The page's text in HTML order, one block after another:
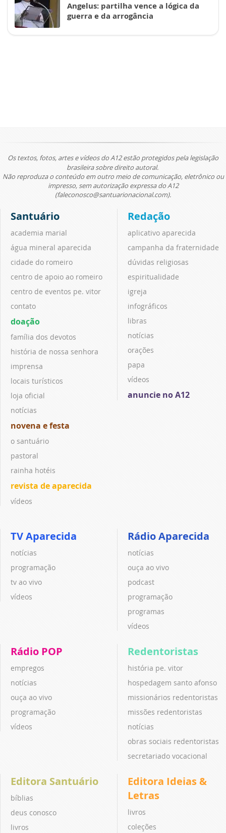
Angelus: partilha vence a lógica da
guerra e da arrogância
Os textos, fotos, artes e vídeos do A12 estão protegidos pela legislação
brasileira sobre direito autoral.
Não reproduza o conteúdo em outro meio de comunicação, eletrônico ou
impresso, sem autorização expressa do A12
(faleconosco@santuarionacional.com).
Santuário
academia marial
água mineral aparecida
cidade do romeiro
centro de apoio ao romeiro
centro de eventos pe. vitor
contato
doação
família dos devotos
história de nossa senhora
imprensa
locais turísticos
loja oficial
notícias
novena e festa
o santuário
pastoral
rainha hotéis
revista de aparecida
vídeos
Redação
aplicativo aparecida
campanha da fraternidade
dúvidas religiosas
espiritualidade
igreja
infográficos
libras
notícias
orações
papa
vídeos
anuncie no A12
TV Aparecida
notícias
programação
tv ao vivo
vídeos
Rádio Aparecida
notícias
ouça ao vivo
podcast
programação
programas
vídeos
Rádio POP
empregos
notícias
ouça ao vivo
programação
vídeos
Redentoristas
história pe. vitor
hospedagem santo afonso
missionários redentoristas
missões redentoristas
notícias
obras sociais redentoristas
secretariado vocacional
Editora Santuário
bíblias
deus conosco
livros
Editora Ideias &
Letras
livros
coleções